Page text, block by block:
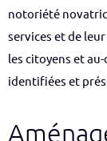
notoriété
services et de
les citoyens et
identifiées et